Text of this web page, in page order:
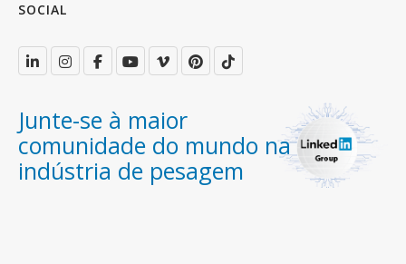
SOCIAL
Junte-se à maior
comunidade do mundo na
indústria de pesagem